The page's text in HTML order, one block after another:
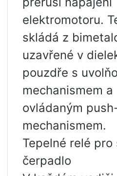
elektromotoru.
skládá z
uzavřené v
pouzdře s
mechanismem a
ovládaným
mechanismem.
Tepelné relé
čerpadlo